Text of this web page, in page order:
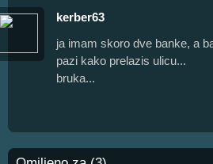
kerber63
ja imam skoro dve banke, a
pazi kako prelazis ulicu...
bruka...